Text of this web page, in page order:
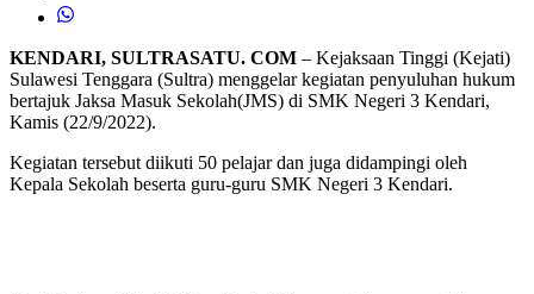
KENDARI, SULTRASATU. COM – Kejaksaan Tinggi (Kejati)
Sulawesi Tenggara (Sultra) menggelar kegiatan penyuluhan hukum
bertajuk Jaksa Masuk Sekolah(JMS) di SMK Negeri 3 Kendari,
Kamis (22/9/2022).
Kegiatan tersebut diikuti 50 pelajar dan juga didampingi oleh
Kepala Sekolah beserta guru-guru SMK Negeri 3 Kendari.